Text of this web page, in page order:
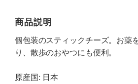
商品説明
個包装のスティックチーズ。お薬
り、散歩のおやつにも便利。
原産国: 日本